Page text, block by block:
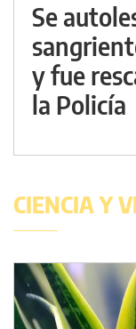
Se
y fue
la Policía
CIENCIA Y